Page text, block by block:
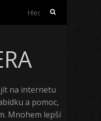
Vyhledávání
na internetu
a pomoc,
Mnohem lepší